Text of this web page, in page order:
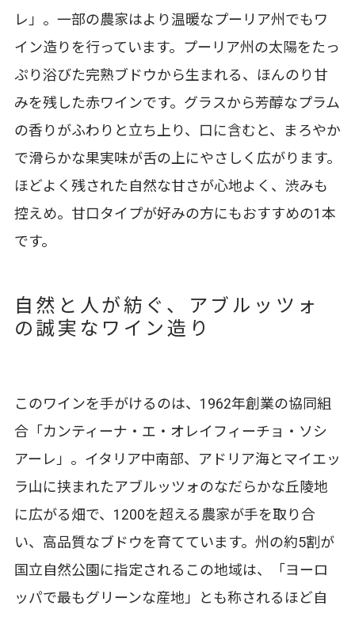
レ」。一部の農家はより温暖なプーリア州でもワ
イン造りを行っています。プーリア州の太陽をたっ
ぷり浴びた完熟ブドウから生まれる、ほんのり甘
みを残した赤ワインです。グラスから芳醇なプラム
の香りがふわりと立ち上り、口に含むと、まろやか
で滑らかな果実味が舌の上にやさしく広がります。
ほどよく残された自然な甘さが心地よく、渋みも
控えめ。甘口タイプが好みの方にもおすすめの1本
です。
自然と人が紡ぐ、アブルッツォ
の誠実なワイン造り
このワインを手がけるのは、1962年創業の協同組
合「カンティーナ・エ・オレイフィーチョ・ソシ
アーレ」。イタリア中南部、アドリア海とマイエッ
ラ山に挟まれたアブルッツォのなだらかな丘陵地
に広がる畑で、1200を超える農家が手を取り合
い、高品質なブドウを育てています。州の約5割が
国立自然公園に指定されるこの地域は、「ヨーロ
ッパで最もグリーンな産地」とも称されるほど自